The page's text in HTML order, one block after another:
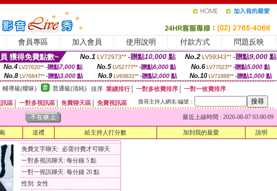
會員專區 加入會員 使用說明 付款方式 問題反映
獲得免費點數~ No.1 LV72973** -贈點10,000 點 No.2 LV59343** -贈點9,000 點
No.4 LV27620** -贈點7,000點 No.5 LV52777** -贈點6,000點 No.6 LV77023** -贈點5,000點
No.8 LV76847** -贈點3,000 點 No.9 LV69831** -贈點2,000點 No.10 LV71888** -贈點1,000 點
輔導級(曖昧) 普通級(清純) 排序 業績排行│ 一對多收費排序
一對一收費排序
區 一對多視訊區 免費聊天區 免費視訊區 搜尋主持人網名/編號：
最近上線時間 : 2026-08-07 03:00:09
送禮 給主持人打分數 加到我的最愛 說明
免費文字聊天: 必需付費才可聊天
一對多視訊聊天: 每分鐘 5 點
一對一視訊聊天: 每分鐘 20 點
性別: 女性